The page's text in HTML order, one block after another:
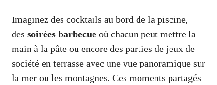
Imaginez des cocktails au bord de la piscine,
des soirées barbecue où chacun peut mettre la
main à la pâte ou encore des parties de jeux de
société en terrasse avec une vue panoramique sur
la mer ou les montagnes. Ces moments partagés